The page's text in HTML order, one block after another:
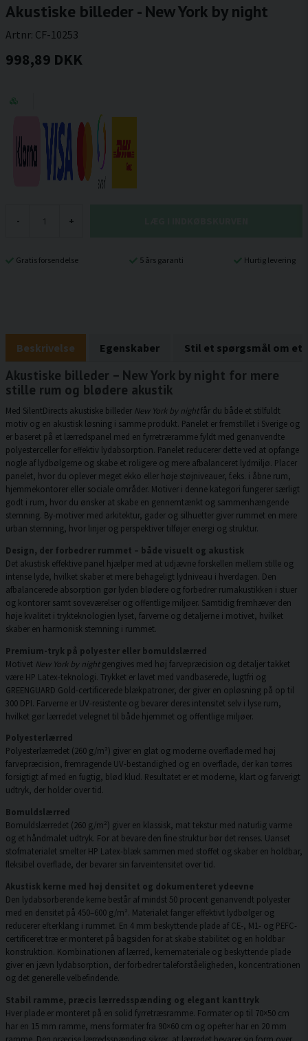
Akustiske billeder - New York by night
Artnr: CF-10253
998,89 DKK
- +
Gratis forsendelse 5 års garanti Hurtig levering
Beskrivelse Egenskaber Stil et spørgsmål om et
Akustiske billeder – New York by night for mere
stille rum og blødere akustik
Med SilentDirects akustiske billeder New York by nightfår du både et stilfuldt
motiv og en akustisk løsning i samme produkt. Panelet er fremstillet i Sverige og
er baseret på et lærredspanel med en fyrretræramme fyldt med genanvendte
polyesterceller for effektiv lydabsorption. Panelet reducerer dette ved at opfange
nogle af lydbølgerne og skabe et roligere og mere afbalanceret lydmiljø. Placer
panelet, hvor du oplever meget ekko eller høje støjniveauer, f.eks. i åbne rum,
hjemmekontorer eller sociale områder. Motiver i denne kategori fungerer særligt
godt i rum, hvor du ønsker at skabe en gennemtænkt og sammenhængende
stemning. By-motiver med arkitektur, gader og silhuetter giver rummet en mere
urban stemning, hvor linjer og perspektiver tilføjer energi og struktur.
Design, der forbedrer rummet – både visuelt og akustisk
Det akustisk effektive panel hjælper med at udjævne forskellen mellem stille og
intense lyde, hvilket skaber et mere behageligt lydniveau i hverdagen. Den
afbalancerede absorption gør lyden blødere og forbedrer rumakustikken i stuer
og kontorer samt soveværelser og offentlige miljøer. Samtidig fremhæver den
høje kvalitet i trykteknologien lyset, farverne og detaljerne i motivet, hvilket
skaber en harmonisk stemning i rummet.
Premium-tryk på polyester eller bomuldslærred
Motivet New York by nightgengives med høj farvepræcision og detaljer takket
være HP Latex-teknologi. Trykket er lavet med vandbaserede, lugtfri og
GREENGUARD Gold-certificerede blækpatroner, der giver en opløsning på op til
300 DPI. Farverne er UV-resistente og bevarer deres intensitet selv i lyse rum,
hvilket gør lærredet velegnet til både hjemmet og offentlige miljøer.
Polyesterlærred
Polyesterlærredet (260 g/m²) giver en glat og moderne overflade med høj
farvepræcision, fremragende UV-bestandighed og en overflade, der kan tørres
forsigtigt af med en fugtig, blød klud. Resultatet er et moderne, klart og farverigt
udtryk, der holder over tid.
Bomuldslærred
Bomuldslærredet (260 g/m²) giver en klassisk, mat tekstur med naturlig varme
og et håndmalet udtryk. For at bevare den fine struktur bør det renses. Uanset
stofmaterialet smelter HP Latex-blæk sammen med stoffet og skaber en holdbar,
fleksibel overflade, der bevarer sin farveintensitet over tid.
Akustisk kerne med høj densitet og dokumenteret ydeevne
Den lydabsorberende kerne består af mindst 50 procent genanvendt polyester
med en densitet på 450–600 g/m². Materialet fanger effektivt lydbølger og
reducerer efterklang i rummet. En 4 mm beskyttende plade af CE-, M1- og PEFC-
certificeret træ er monteret på bagsiden for at skabe stabilitet og en holdbar
konstruktion. Kombinationen af lærred, kernemateriale og beskyttende plade
giver en jævn lydabsorption, der forbedrer taleforståeligheden, koncentrationen
og det generelle velbefindende.
Stabil ramme, præcis lærredsspænding og elegant kanttryk
Hver plade er monteret på en solid fyrretræsramme. Formater op til 70×50 cm
har en 15 mm ramme, mens formater fra 90×60 cm og opefter har en 20 mm